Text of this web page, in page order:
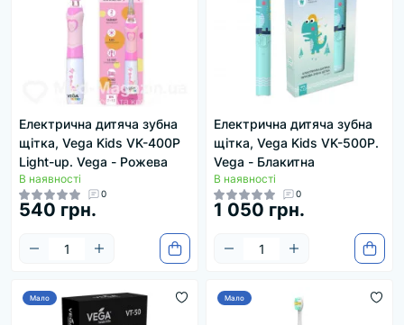
Електрична дитяча зубна
щітка, Vega Kids VK-400P
Light-up. Vega - Рожева
В наявності
0
540 грн.
Електрична дитяча зубна
щітка, Vega Kids VK-500P.
Vega - Блакитна
В наявності
0
1 050 грн.
Мало Мало